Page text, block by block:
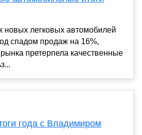
новых легковых автомобилей
спадом продаж на 16%,
рынка претерпела качественные
года с Владимиром